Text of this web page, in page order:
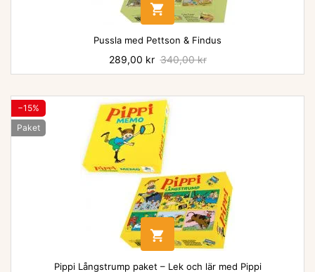

Pussla med Pettson & Findus
Pris
289,00 kr Baspris
340,00 kr
−15%
Paket

Pippi Långstrump paket – Lek och lär med Pippi